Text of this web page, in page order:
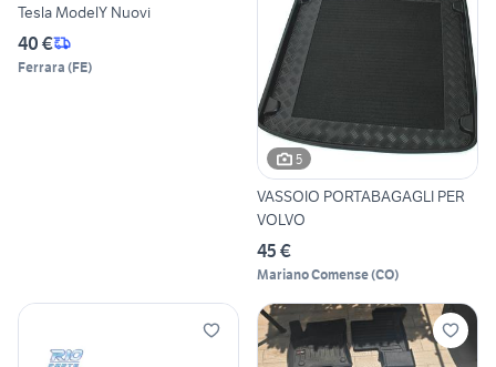
Tesla ModelY Nuovi
40 €
Ferrara (FE)
5
VASSOIO PORTABAGAGLI PER
VOLVO
45 €
Mariano Comense(CO)